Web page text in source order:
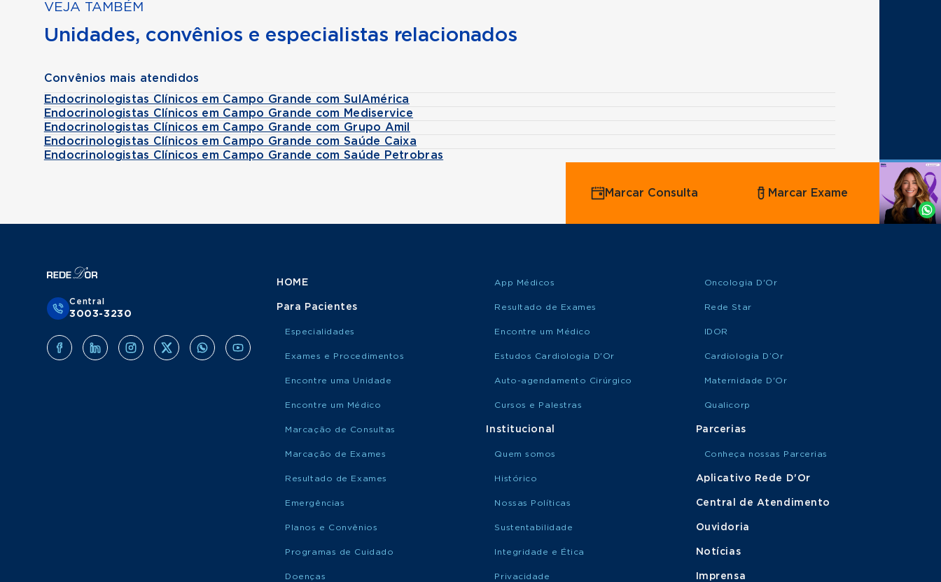
VEJA TAMBÉM
Unidades, convênios e especialistas relacionados
Convênios mais atendidos
Endocrinologistas Clínicos em Campo Grande com SulAmérica
Endocrinologistas Clínicos em Campo Grande com Mediservice
Endocrinologistas Clínicos em Campo Grande com Grupo Amil
Endocrinologistas Clínicos em Campo Grande com Saúde Caixa
Endocrinologistas Clínicos em Campo Grande com Saúde Petrobras
Agende
Whatsapp
Marcar Consulta Marcar Exame
Central
3003-3230
HOME
Para Pacientes
Especialidades
Exames e Procedimentos
Encontre uma Unidade
Encontre um Médico
Marcação de Consultas
Marcação de Exames
Resultado de Exames
Emergências
Planos e Convênios
Programas de Cuidado
Doenças
App Médicos
Resultado de Exames
Encontre um Médico
Estudos Cardiologia D'Or
Auto-agendamento Cirúrgico
Cursos e Palestras
Institucional
Quem somos
Histórico
Nossas Políticas
Sustentabilidade
Integridade e Ética
Privacidade
Oncologia D'Or
Rede Star
IDOR
Cardiologia D’Or
Maternidade D'Or
Qualicorp
Parcerias
Conheça nossas Parcerias
Aplicativo Rede D'Or
Central de Atendimento
Ouvidoria
Notícias
Imprensa